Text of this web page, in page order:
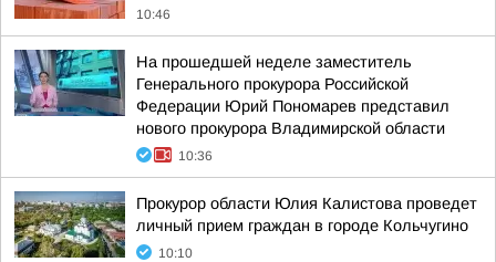
10:46
На прошедшей неделе заместитель
Генерального прокурора Российской
Федерации Юрий Пономарев представил
нового прокурора Владимирской области
10:36
Прокурор области Юлия Калистова проведет
личный прием граждан в городе Кольчугино
10:10